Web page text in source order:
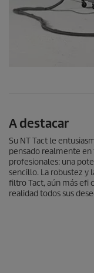
A destacar
Su NT Tact le
pensado realmente
profesionales: una
sencillo. La robustez y
filtro Tact, aún más efi
realidad todos sus